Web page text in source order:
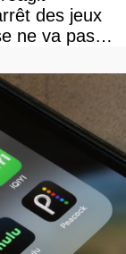
des jeux
ne va pas